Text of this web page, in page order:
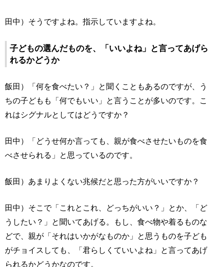
田中）そうですよね。指示していますよね。
子どもの選んだものを、「いいよね」と言ってあげら
れるかどうか
飯田）「何を食べたい？」と聞くこともあるのですが、う
ちの子どもも「何でもいい」と言うことが多いのです。こ
れはシグナルとしてはどうですか？
田中）「どうせ何か言っても、親が食べさせたいものを食
べさせられる」と思っているのです。
飯田）あまりよくない兆候だと思った方がいいですか？
田中）そこで「これとこれ、どっちがいい？」とか、「ど
うしたい？」と聞いてあげる。もし、食べ物や着るものな
どで、親が「それはいかがなものか」と思うものを子ども
がチョイスしても、「君らしくていいよね」と言ってあげ
られるかどうかなのです。